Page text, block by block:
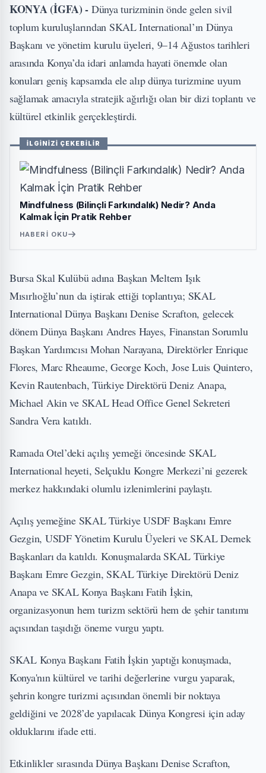
KONYA (İGFA) - Dünya turizminin önde gelen sivil
toplum kuruluşlarından SKAL International’ın Dünya
Başkanı ve yönetim kurulu üyeleri, 9–14 Ağustos tarihleri
arasında Konya’da idari anlamda hayati önemde olan
konuları geniş kapsamda ele alıp dünya turizmine uyum
sağlamak amacıyla stratejik ağırlığı olan bir dizi toplantı ve
kültürel etkinlik gerçekleştirdi.
İLGİNİZİ ÇEKEBİLİR
Mindfulness (Bilinçli Farkındalık) Nedir? Anda
Kalmak İçin Pratik Rehber
HABERI OKU
Bursa Skal Kulübü adına Başkan Meltem Işık
Mısırlıoğlu’nun da iştirak ettiği toplantıya; SKAL
International Dünya Başkanı Denise Scrafton, gelecek
dönem Dünya Başkanı Andres Hayes, Finanstan Sorumlu
Başkan Yardımcısı Mohan Narayana, Direktörler Enrique
Flores, Marc Rheaume, George Koch, Jose Luis Quintero,
Kevin Rautenbach, Türkiye Direktörü Deniz Anapa,
Michael Akin ve SKAL Head Office Genel Sekreteri
Sandra Vera katıldı.
Ramada Otel’deki açılış yemeği öncesinde SKAL
International heyeti, Selçuklu Kongre Merkezi’ni gezerek
merkez hakkındaki olumlu izlenimlerini paylaştı.
Açılış yemeğine SKAL Türkiye USDF Başkanı Emre
Gezgin, USDF Yönetim Kurulu Üyeleri ve SKAL Dernek
Başkanları da katıldı. Konuşmalarda SKAL Türkiye
Başkanı Emre Gezgin, SKAL Türkiye Direktörü Deniz
Anapa ve SKAL Konya Başkanı Fatih İşkin,
organizasyonun hem turizm sektörü hem de şehir tanıtımı
açısından taşıdığı öneme vurgu yaptı.
SKAL Konya Başkanı Fatih İşkin yaptığı konuşmada,
Konya'nın kültürel ve tarihi değerlerine vurgu yaparak,
şehrin kongre turizmi açısından önemli bir noktaya
geldiğini ve 2028’de yapılacak Dünya Kongresi için aday
olduklarını ifade etti.
Etkinlikler sırasında Dünya Başkanı Denise Scrafton,